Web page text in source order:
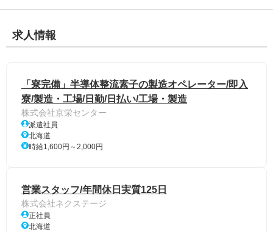
求人情報
「寮完備」半導体整流素子の製造オペレーター/即入
寮/製造・工場/日勤/日払い/工場・製造
株式会社京栄センター
派遣社員
北海道
時給1,600円～2,000円
営業スタッフ/年間休日実質125日
株式会社ネクステージ
正社員
北海道